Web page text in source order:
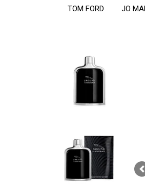
TOM FORD JO